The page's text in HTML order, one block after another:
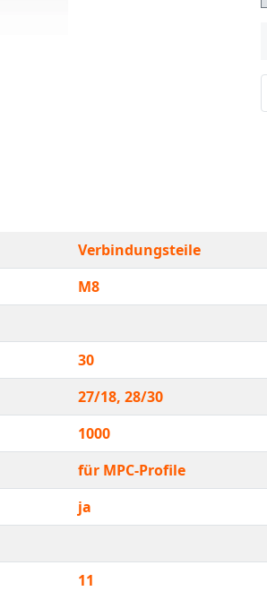
Verbindungsteile
M8
30
27/18, 28/30
1000
für MPC-Profile
ja
11